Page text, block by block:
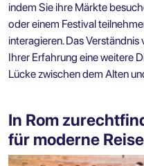
indem Sie ihre Märkte
oder einem Festival
interagieren. Das
Ihrer Erfahrung eine weitere
Lücke zwischen dem Alten
In Rom
für moderne